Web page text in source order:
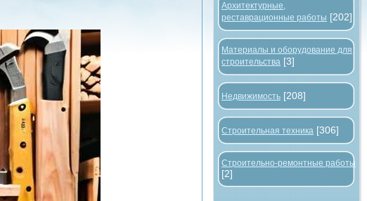
Архитектурные,
реставрационные работы [202]
Материалы и оборудование для
строительства [3]
Недвижимость [208]
Строительная техника [306]
Строительно-ремонтные работы
[2]